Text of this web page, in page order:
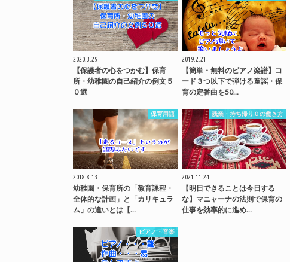
2020.3.29
【保護者の心をつかむ】保育
所・幼稚園の自己紹介の例文５
０選
2019.2.21
【簡単・無料のピアノ楽譜】コ
ード３つ以下で弾ける童謡・保
育の定番曲を50…
保育用語
2018.8.13
幼稚園・保育所の「教育課程・
全体的な計画」と「カリキュラ
ム」の違いとは【…
残業・持ち帰り０の働き方
2021.11.24
【明日できることは今日する
な】マニャーナの法則で保育の
仕事を効率的に進め…
ピアノ・音楽